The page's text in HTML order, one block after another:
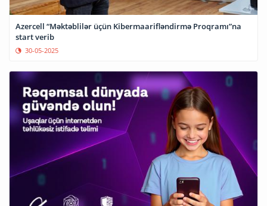
Azercell “Məktəblilər üçün Kibermaarifləndirmə Proqramı”na
start verib
30-05-2025